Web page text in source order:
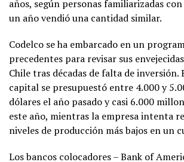
años, según personas familiarizadas
un año vendió una cantidad similar.
Codelco se ha embarcado en un
precedentes para revisar sus
Chile tras décadas de falta de inversión.
capital se presupuestó entre 4.000 y
dólares el año pasado y casi 6.000
este año, mientras la empresa intenta
niveles de producción más bajos en un
Los bancos colocadores – Bank of